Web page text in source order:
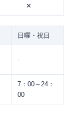
✕
日曜・祝日
-
7：00～24：
00